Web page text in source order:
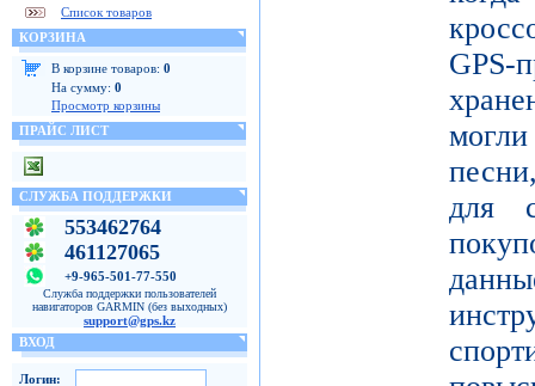
Список товаров
КОРЗИНА
В корзине товаров: 0
На сумму: 0
Просмотр корзины
ПРАЙС ЛИСТ
СЛУЖБА ПОДДЕРЖКИ
553462764
461127065
+9-965-501-77-550
Служба поддержки пользователей
навигаторов GARMIN (без выходных)
support@gps.kz
ВХОД
Логин:
GPS-
для